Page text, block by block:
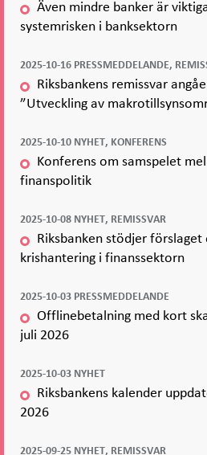
Även mindre banker är
systemrisken i banksektorn
2025-10-16 PRESSMEDDELANDE,
Riksbankens remissvar
”Utveckling av
2025-10-10 NYHET, KONFERENS
Konferens om samspelet
finanspolitik
2025-10-08 NYHET, REMISSVAR
Riksbanken stödjer
krishantering i finanssektorn
2025-10-03 PRESSMEDDELANDE
Offlinebetalning med kort
juli 2026
2025-10-03 NYHET
Riksbankens kalender
2026
2025-09-25 NYHET, REMISSVAR